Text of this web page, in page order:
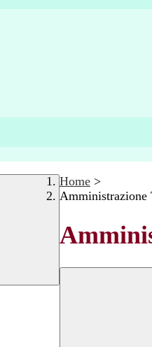
Home >
Amministrazione